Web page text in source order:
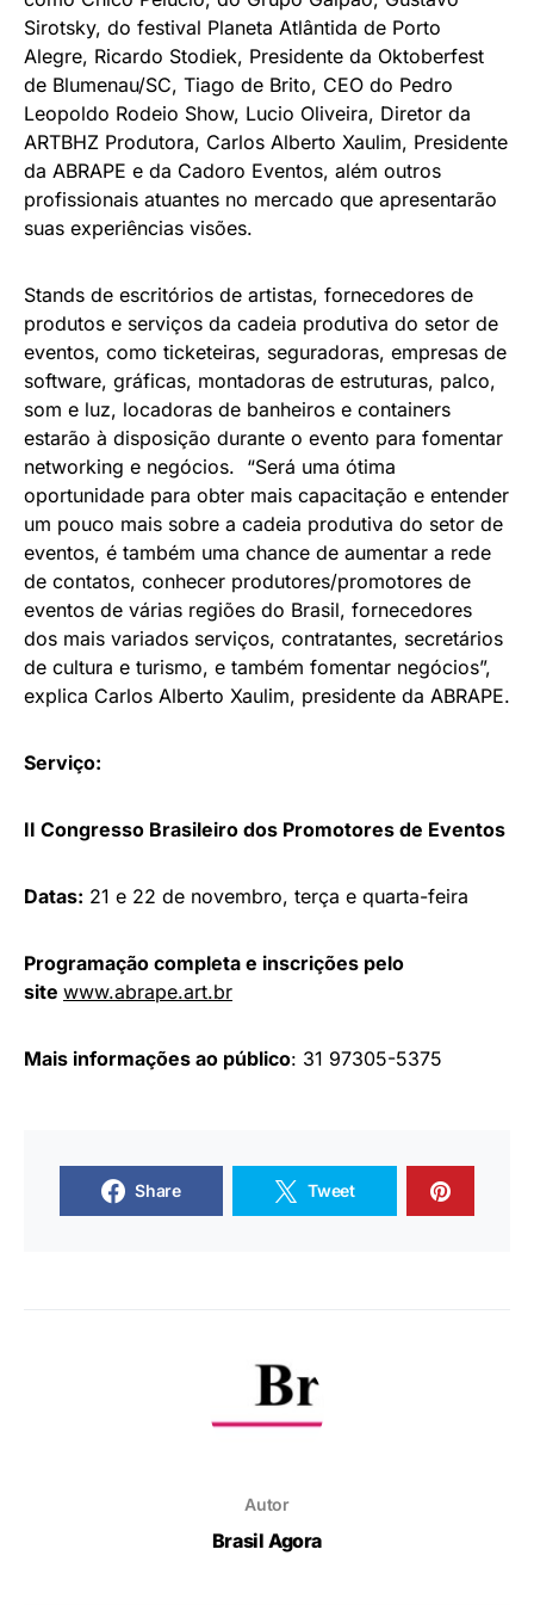
Sirotsky, do festival Planeta Atlântida de Porto
Alegre, Ricardo Stodiek, Presidente da Oktoberfest
de Blumenau/SC, Tiago de Brito, CEO do Pedro
Leopoldo Rodeio Show, Lucio Oliveira, Diretor da
ARTBHZ Produtora, Carlos Alberto Xaulim, Presidente
da ABRAPE e da Cadoro Eventos, além outros
profissionais atuantes no mercado que apresentarão
suas experiências visões.
Stands de escritórios de artistas, fornecedores de
produtos e serviços da cadeia produtiva do setor de
eventos, como ticketeiras, seguradoras, empresas de
software, gráficas, montadoras de estruturas, palco,
som e luz, locadoras de banheiros e containers
estarão à disposição durante o evento para fomentar
networking e negócios. “Será uma ótima
oportunidade para obter mais capacitação e entender
um pouco mais sobre a cadeia produtiva do setor de
eventos, é também uma chance de aumentar a rede
de contatos, conhecer produtores/promotores de
eventos de várias regiões do Brasil, fornecedores
dos mais variados serviços, contratantes, secretários
de cultura e turismo, e também fomentar negócios”,
explica Carlos Alberto Xaulim, presidente da ABRAPE.
Serviço:
II Congresso Brasileiro dos Promotores de Eventos
Datas: 21 e 22 de novembro, terça e quarta-feira
Programação completa e inscrições pelo
site www.abrape.art.br
Mais informações ao público: 31 97305-5375
Share Tweet
Autor
Brasil Agora